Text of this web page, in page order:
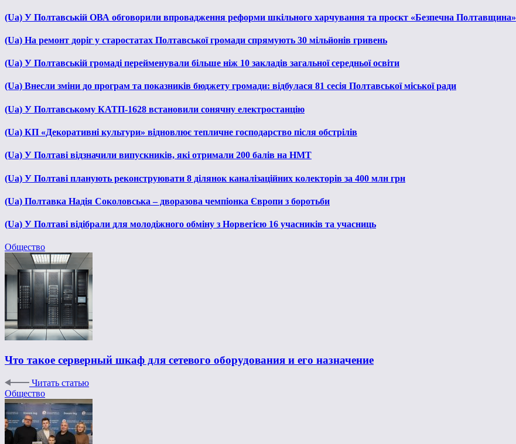
(Ua) У Полтавській ОВА обговорили впровадження реформи шкільного харчування та проєкт «Безпечна Полтавщина»
(Ua) На ремонт доріг у старостатах Полтавської громади спрямують 30 мільйонів гривень
(Ua) У Полтавській громаді перейменували більше ніж 10 закладів загальної середньої освіти
(Ua) Внесли зміни до програм та показників бюджету громади: відбулася 81 сесія Полтавської міської ради
(Ua) У Полтавському КАТП-1628 встановили сонячну електростанцію
(Ua) КП «Декоративні культури» відновлює тепличне господарство після обстрілів
(Ua) У Полтаві відзначили випускників, які отримали 200 балів на НМТ
(Ua) У Полтаві планують реконструювати 8 ділянок каналізаційних колекторів за 400 млн грн
(Ua) Полтавка Надія Соколовська – дворазова чемпіонка Європи з боротьби
(Ua) У Полтаві відібрали для молодіжного обміну з Норвегією 16 учасників та учасниць
Общество
Что такое серверный шкаф для сетевого оборудования и его назначение
Читать статью
Общество